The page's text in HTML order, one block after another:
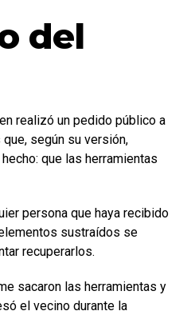
del
realizó un pedido público a
según su versión,
que las herramientas
persona que haya recibido
sustraídos se
recuperarlos.
sacaron las herramientas y
el vecino durante la